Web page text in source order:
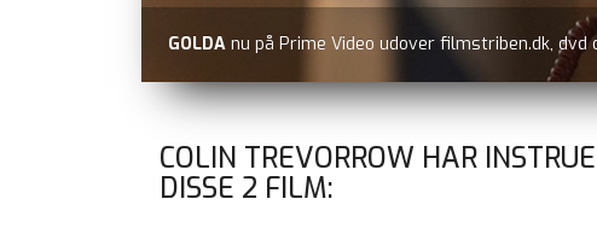
GOLDA nu på Prime Video udover filmstriben.dk, dvd
COLIN TREVORROW HAR
DISSE 2 FILM: